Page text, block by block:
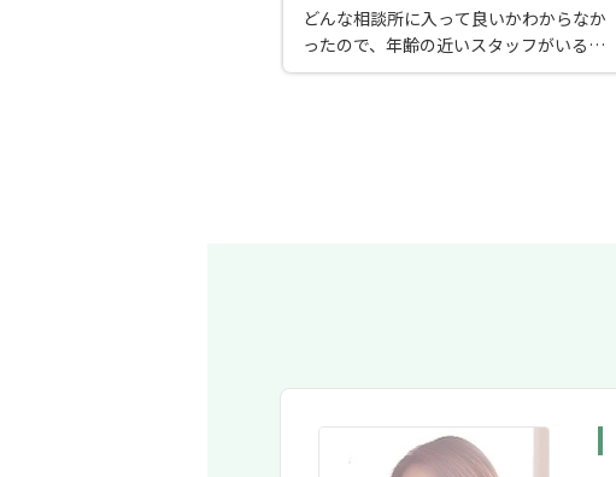
どんな相談所に入って良いかわからなか
ったので、年齢の近いスタッフがいる相
談所に入会した。恋愛のことだけでな